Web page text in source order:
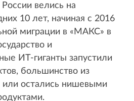
велись на
10 лет, начиная с 2016
миграции в «МАКС» в
и
ИТ-гиганты запустили
большинство из
или остались нишевыми